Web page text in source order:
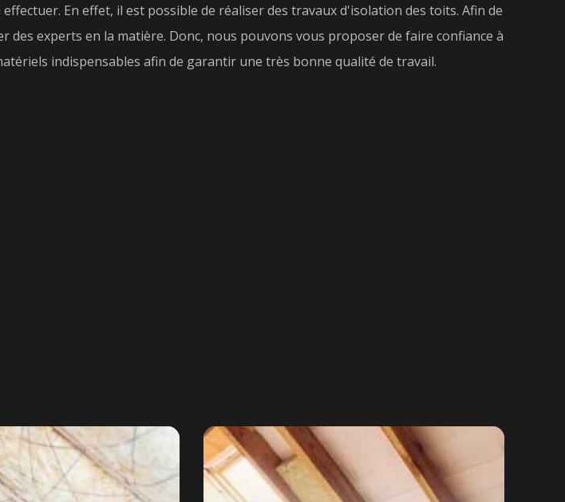
En effet, il est possible de réaliser des travaux d'isolation des toits. Afin de
experts en la matière. Donc, nous pouvons vous proposer de faire confiance à
indispensables afin de garantir une très bonne qualité de travail.